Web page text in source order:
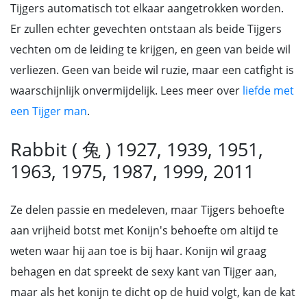
Tijgers automatisch tot elkaar aangetrokken worden.
Er zullen echter gevechten ontstaan als beide Tijgers
vechten om de leiding te krijgen, en geen van beide wil
verliezen. Geen van beide wil ruzie, maar een catfight is
waarschijnlijk onvermijdelijk. Lees meer over liefde met
een Tijger man.
Rabbit ( 兔 ) 1927, 1939, 1951,
1963, 1975, 1987, 1999, 2011
Ze delen passie en medeleven, maar Tijgers behoefte
aan vrijheid botst met Konijn's behoefte om altijd te
weten waar hij aan toe is bij haar. Konijn wil graag
behagen en dat spreekt de sexy kant van Tijger aan,
maar als het konijn te dicht op de huid volgt, kan de kat